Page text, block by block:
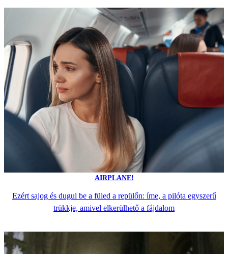
AIRPLANE!
Ezért sajog és dugul be a füled a repülőn: íme, a pilóta egyszerű
trükkje, amivel elkerülhető a fájdalom